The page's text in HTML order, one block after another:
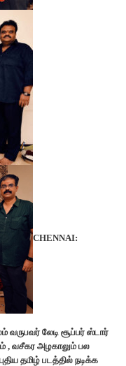
CHENNAI:
லேடி சூப்பர் ஸ்டார்
, வசீகர அழகாலும் பல
தமிழ் படத்தில் நடிக்க